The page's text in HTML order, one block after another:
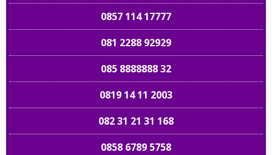
0857 114 17777
081 2288 92929
085 8888888 32
0819 14 11 2003
082 31 21 31 168
0858 6789 5758